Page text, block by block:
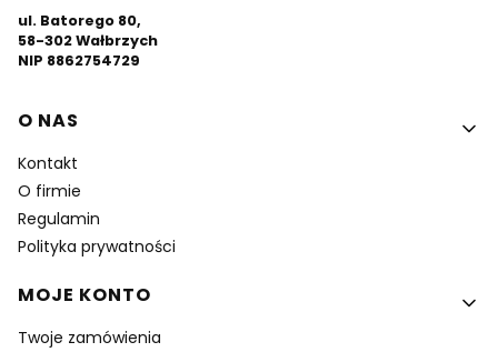
ul. Batorego 80,
58-302 Wałbrzych
NIP 8862754729
Linki w stopce
O NAS
Kontakt
O firmie
Regulamin
Polityka prywatności
MOJE KONTO
Twoje zamówienia